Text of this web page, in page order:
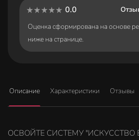
0.0
Оценка сформирована на основе
ниже на странице.
Описание Характеристики Отзывы
ОСВОЙТЕ СИСТЕМУ